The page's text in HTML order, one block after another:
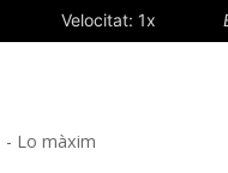
Velocitat: 1x
- Lo màxim